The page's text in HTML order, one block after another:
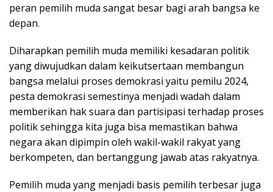
peran pemilih muda sangat besar bagi arah bangsa ke
depan.
Diharapkan pemilih muda memiliki kesadaran politik
yang diwujudkan dalam keikutsertaan membangun
bangsa melalui proses demokrasi yaitu pemilu 2024,
pesta demokrasi semestinya menjadi wadah dalam
memberikan hak suara dan partisipasi terhadap proses
politik sehingga kita juga bisa memastikan bahwa
negara akan dipimpin oleh wakil-wakil rakyat yang
berkompeten, dan bertanggung jawab atas rakyatnya.
Pemilih muda yang menjadi basis pemilih terbesar juga